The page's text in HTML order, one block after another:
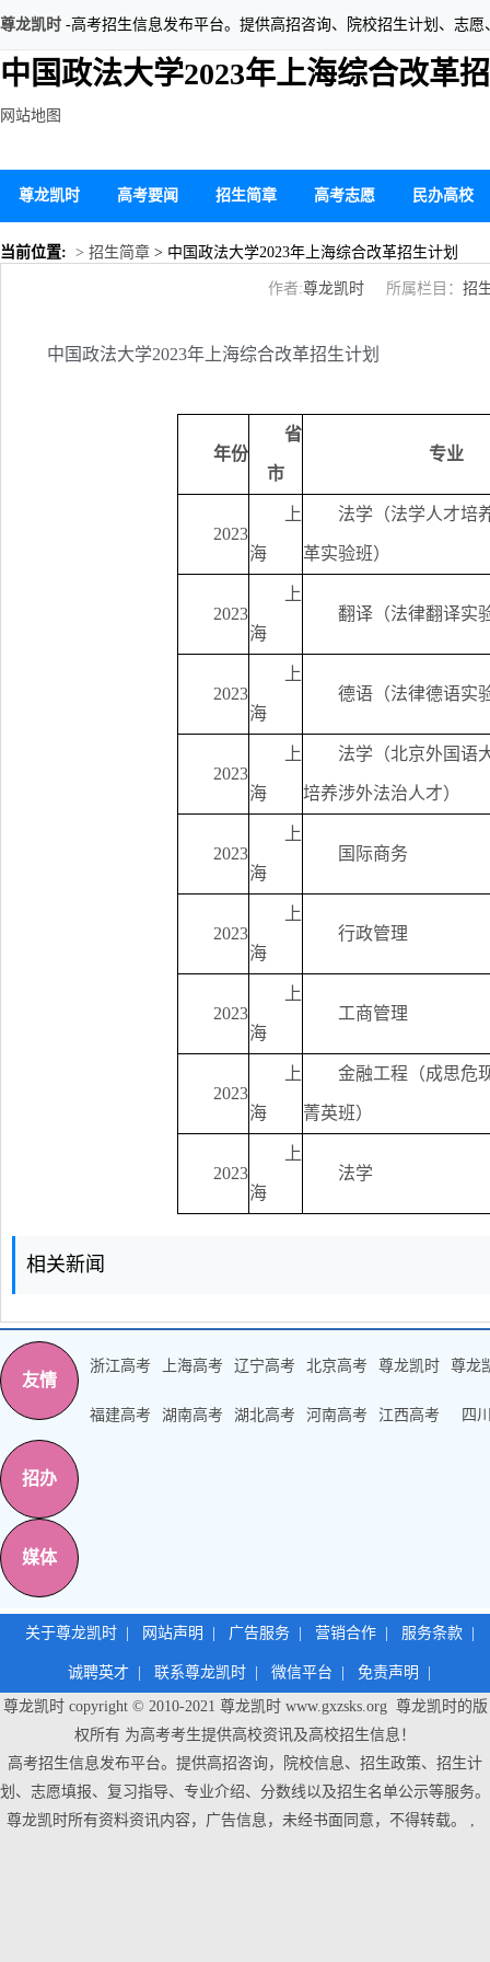
尊龙凯时 -高考招生信息发布平台。提供高招咨询、院校招生计划、志
中国政法大学2023年上海综合改革
尊龙凯时 高考要闻 招生简章 高考志愿 民办高校
当前位置: > 招生简章 > 中国政法大学2023年上海综合改革招生计划
作者:尊龙凯时 所属栏目： 招
中国政法大学2023年上海综合改革招生计划
年份
省
市
专业
2023
上
海
法学（法学人才培
革实验班）
2023
上
海
翻译（法律翻译实
2023
上
海
德语（法律德语实
2023
上
海
法学（北京外国语
培养涉外法治人才）
2023
上
海
国际商务
2023
上
海
行政管理
2023
上
海
工商管理
2023
上
海
金融工程（成思危
菁英班）
2023
上
海
法学
相关新闻
友情
浙江高考 上海高考 辽宁高考 北京高考 尊龙凯时 尊龙
福建高考 湖南高考 湖北高考 河南高考 江西高考 四
招办
媒体
关于尊龙凯时 网站声明 广告服务 营销合作 服务条款
诚聘英才 联系尊龙凯时 微信平台 免责声明
尊龙凯时 copyright © 2010-2021 尊龙凯时www.gxzsks.org 尊龙凯时的版
权所有 为高考考生提供高校资讯及高校招生信息！
高考招生信息发布平台。提供高招咨询，院校信息、招生政策、招生计
划、志愿填报、复习指导、专业介绍、分数线以及招生名单公示等服务。
尊龙凯时所有资料资讯内容，广告信息，未经书面同意，不得转载。 ,
网站地图